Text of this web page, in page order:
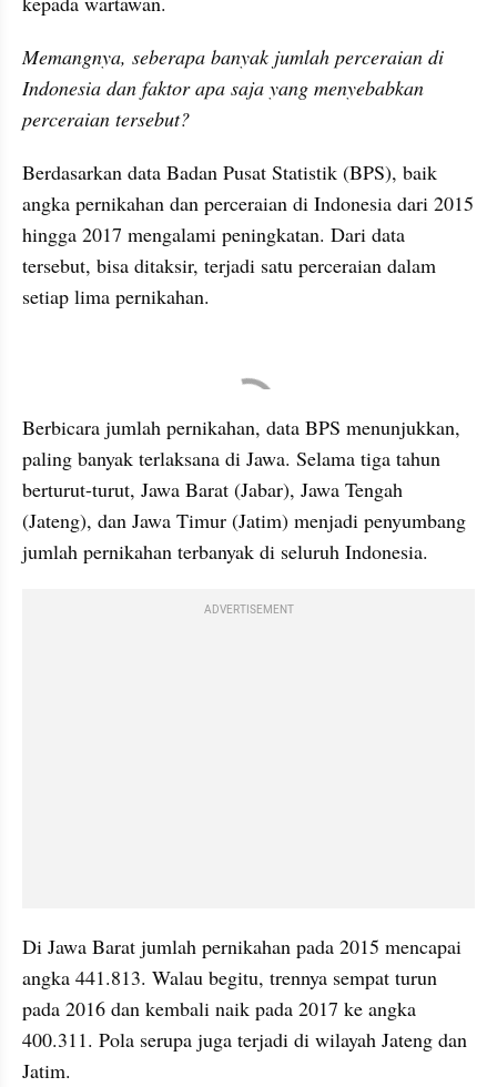
Memangnya, seberapa banyak jumlah perceraian di
Indonesia dan faktor apa saja yang menyebabkan
perceraian tersebut?
Berdasarkan data Badan Pusat Statistik (BPS), baik
angka pernikahan dan perceraian di Indonesia dari 2015
hingga 2017 mengalami peningkatan. Dari data
tersebut, bisa ditaksir, terjadi satu perceraian dalam
setiap lima pernikahan.
embed from external kumparan
Berbicara jumlah pernikahan, data BPS menunjukkan,
paling banyak terlaksana di Jawa. Selama tiga tahun
berturut-turut, Jawa Barat (Jabar), Jawa Tengah
(Jateng), dan Jawa Timur (Jatim) menjadi penyumbang
jumlah pernikahan terbanyak di seluruh Indonesia.
ADVERTISEMENT
Di Jawa Barat jumlah pernikahan pada 2015 mencapai
angka 441.813. Walau begitu, trennya sempat turun
pada 2016 dan kembali naik pada 2017 ke angka
400.311. Pola serupa juga terjadi di wilayah Jateng dan
Jatim.